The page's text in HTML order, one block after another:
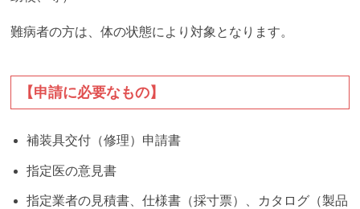
難病者の方は、体の状態により対象となります。
【申請に必要なもの】
補装具交付（修理）申請書
指定医の意見書
指定業者の見積書、仕様書（採寸票）、カタログ（製品